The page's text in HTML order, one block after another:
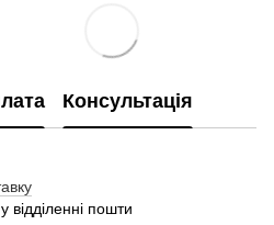
Консультація
відділенні пошти